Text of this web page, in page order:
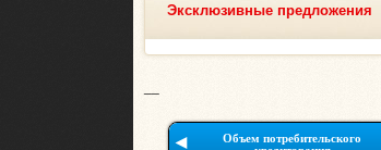
Эксклюзивные предложения